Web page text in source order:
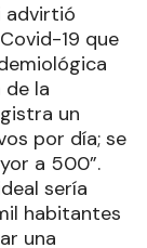
advirtió
19 que
de la
un
por día; se
a 500”.
sería
habitantes
una